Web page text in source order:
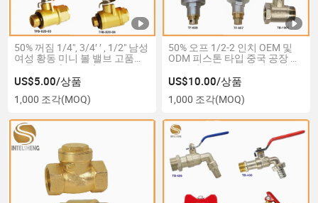
50% 꺼짐 1/4", 3/4′ ′ , 1/2" 남성
여성 황동 미니 볼 밸브 고품질
크롬 도금 (TB-332)
US$5.00/상품
1,000 조각(MOQ)
50% 오프 1/2-2 인치 OEM 및
ODM 피스톤 타입 중국 공장 황
동 수압 감소 조절기 밸브 여성
나사 포함
US$10.00/상품
1,000 조각(MOQ)